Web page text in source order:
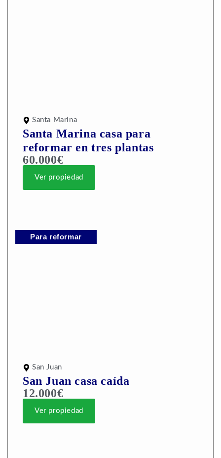
Santa Marina
Santa Marina casa para
reformar en tres plantas
60.000€
Ver propiedad
Para reformar
San Juan
San Juan casa caída
12.000€
Ver propiedad